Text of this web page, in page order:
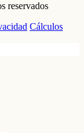
reservados
Cálculos